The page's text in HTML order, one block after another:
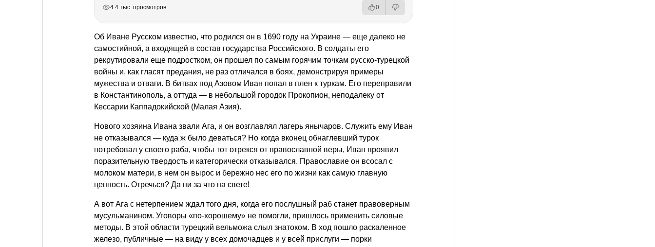
4.4 тыс. просмотров 0
Об Иване Русском известно, что родился он в 1690 году на Украине — еще далеко не
самостийной, а входящей в состав государства Российского. В солдаты его
рекрутировали еще подростком, он прошел по самым горячим точкам русско-турецкой
войны и, как гласят предания, не раз отличался в боях, демонстрируя примеры
мужества и отваги. В битвах под Азовом Иван попал в плен к туркам. Его переправили
в Константинополь, а оттуда — в небольшой городок Прокопион, неподалеку от
Кессарии Каппадокийской (Малая Азия).
Нового хозяина Ивана звали Ага, и он возглавлял лагерь янычаров. Служить ему Иван
не отказывался — куда ж было деваться? Но когда вконец обнаглевший турок
потребовал у своего раба, чтобы тот отрекся от православной веры, Иван проявил
поразительную твердость и категорически отказывался. Православие он всосал с
молоком матери, в нем он вырос и бережно нес его по жизни как самую главную
ценность. Отречься? Да ни за что на свете!
А вот Ага с нетерпением ждал того дня, когда его послушный раб станет правоверным
мусульманином. Уговоры «по-хорошему» не помогли, пришлось применить силовые
методы. В этой области турецкий вельможа слыл знатоком. В ход пошло раскаленное
железо, публичные — на виду у всех домочадцев и у всей прислуги — порки